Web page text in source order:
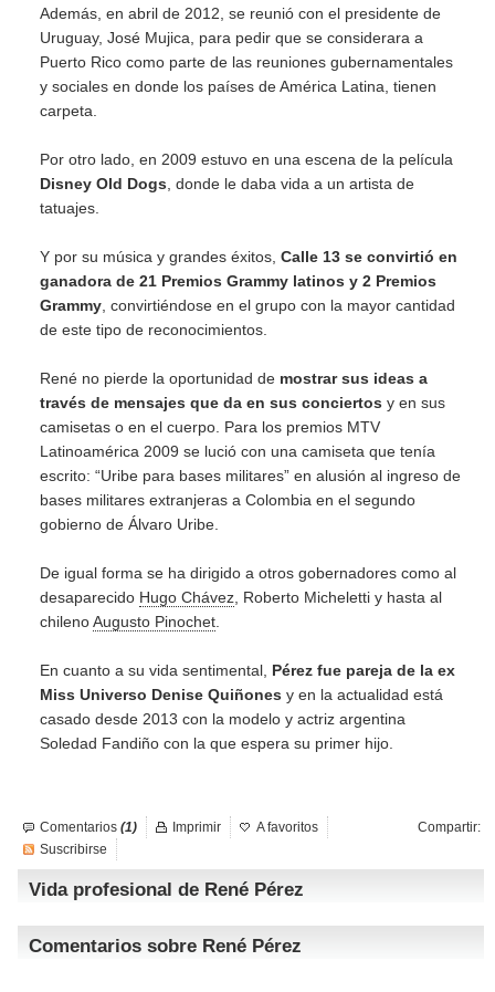
Además, en abril de 2012, se reunió con el presidente de
Uruguay, José Mujica, para pedir que se considerara a
Puerto Rico como parte de las reuniones gubernamentales
y sociales en donde los países de América Latina, tienen
carpeta.
Por otro lado, en 2009 estuvo en una escena de la película
Disney Old Dogs , donde le daba vida a un artista de
tatuajes.
Y por su música y grandes éxitos, Calle 13 se convirtió en
ganadora de 21 Premios Grammy latinos y 2 Premios
Grammy , convirtiéndose en el grupo con la mayor cantidad
de este tipo de reconocimientos.
René no pierde la oportunidad de mostrar sus ideas a
través de mensajes que da en sus conciertos y en sus
camisetas o en el cuerpo. Para los premios MTV
Latinoamérica 2009 se lució con una camiseta que tenía
escrito: “Uribe para bases militares” en alusión al ingreso de
bases militares extranjeras a Colombia en el segundo
gobierno de Álvaro Uribe.
De igual forma se ha dirigido a otros gobernadores como al
desaparecido Hugo Chávez , Roberto Micheletti y hasta al
chilenoAugusto Pinochet
En cuanto a su vida sentimental, Pérez fue pareja de la ex
Miss Universo Denise Quiñones y en la actualidad está
casado desde 2013 con la modelo y actriz argentina
Soledad Fandiño con la que espera su primer hijo.
Comentarios (1) Compartir:
Imprimir
A favoritos
Suscribirse
Vida profesional de René Pérez
Comentarios sobre René Pérez